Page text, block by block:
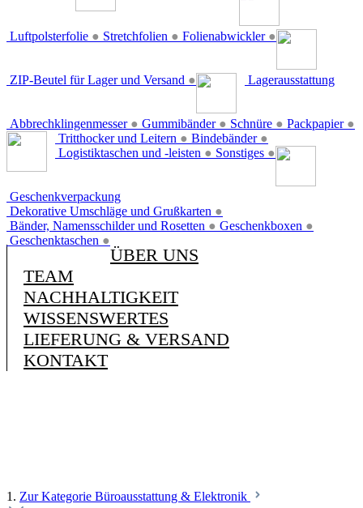
Luftpolsterfolie ● Stretchfolien ● Folienabwickler ●
ZIP-Beutel für Lager und Versand ●
Abbrechklingenmesser ● Gummibänder ● Schnüre ● Packpapier ●
Lagerausstattung
Tritthocker und Leitern ● Bindebänder ●
Logistiktaschen und -leisten ● Sonstiges ●
Geschenkverpackung
Dekorative Umschläge und Grußkarten ●
Bänder, Namensschilder und Rosetten ● Geschenkboxen ●
Geschenktaschen ●
ÜBER UNS
TEAM
NACHHALTIGKEIT
WISSENSWERTES
LIEFERUNG & VERSAND
KONTAKT
1. Zur Kategorie Büroausstattung & Elektronik